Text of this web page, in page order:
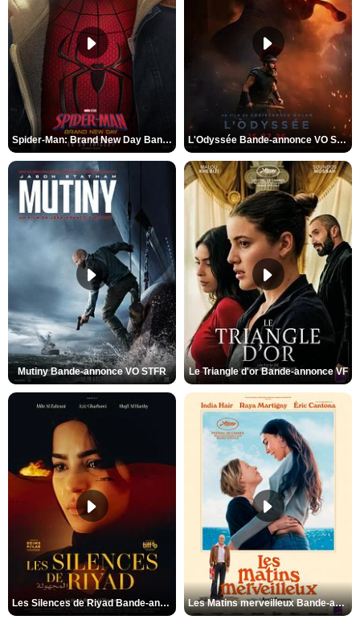
Spider-Man: Brand New Day Bande-annonce VO STFR L'Odyssée Bande-annonce VO STFR
Mutiny Bande-annonce VO STFR Le Triangle d'or Bande-annonce VF
Les Silences de Riyad Bande-annonce VO STFR Les Matins merveilleux Bande-annonce VF